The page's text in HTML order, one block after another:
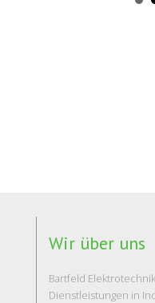
Wir über uns
Bartfeld
Dienstleistungen in